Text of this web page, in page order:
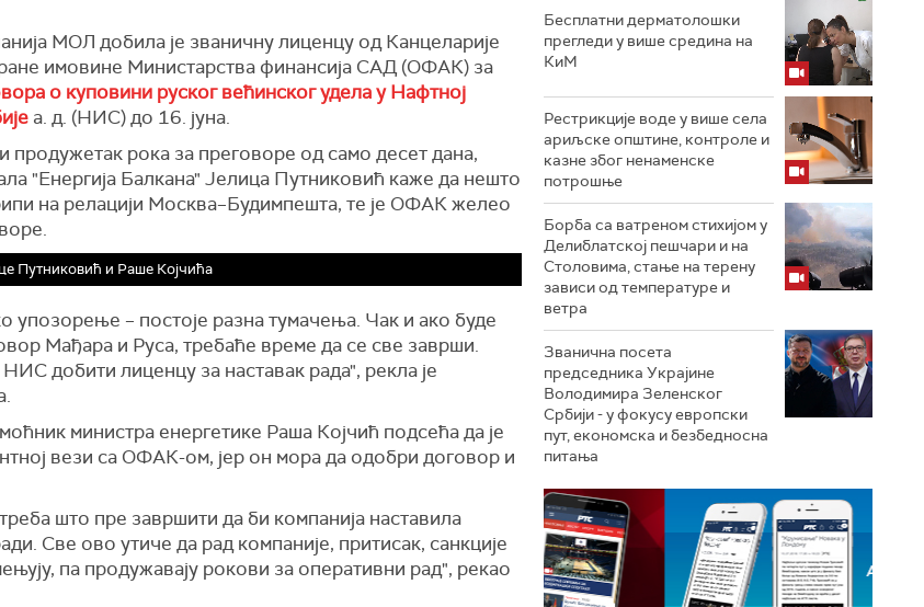
МОЛ добила је званичну лиценцу од Канцеларије
имовине Министарства финансија САД (ОФАК) за
о куповини руског већинског удела у Нафтној
а. д. (НИС) до 16. јуна.
продужетак рока за преговоре од само десет дана,
"Енергија Балкана" Јелица Путниковић каже да нешто
на релацији Москва–Будимпешта, те је ОФАК желео
Путниковић и Раше Којчића
упозорење – постоје разна тумачења. Чак и ако буде
Мађара и Руса, требаће време да се све заврши.
добити лиценцу за наставак рада", рекла је
министра енергетике Раша Којчић подсећа да је
вези са ОФАК-ом, јер он мора да одобри договор и
што пре завршити да би компанија наставила
Све ово утиче да рад компаније, притисак, санкције
па продужавају рокови за оперативни рад", рекао
Бесплатни дерматолошки
прегледи у више средина на
КиМ
Рестрикције воде у више села
ариљске општине, контроле и
казне због ненаменске
потрошње
Борба са ватреном стихијом у
Делиблатској пешчари и на
Столовима, стање на терену
зависи од температуре и
ветра
Званична посета
председника Украјине
Володимира Зеленског
Србији - у фокусу европски
пут, економска и безбедносна
питања